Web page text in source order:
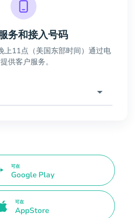
务和接入号码
上11点（美国东部时间）通过电
供客户服务。
可在
Google Play
可在
AppStore